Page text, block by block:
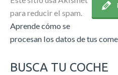
para reducir el spam.
Aprende cómo se
procesan los datos de tus
BUSCA TU COCHE